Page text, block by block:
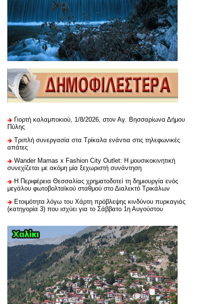
Γιορτή καλαμποκιού, 1/8/2026, στον Αγ. Βησσαρίωνα Δήμου
Πύλης
Τριπλή συνεργασία στα Τρίκαλα ενάντια στις τηλεφωνικές
απάτες
Wander Mamas x Fashion City Outlet: Η μουσικοκινητική
συνεχίζεται με ακόμη μία ξεχωριστή συνάντηση
H Περιφέρεια Θεσσαλίας χρηματοδοτεί τη δημιουργία ενός
μεγάλου φωτοβολταϊκού σταθμού στο Διαλεκτό Τρικάλων
Ετοιμότητα λόγω του Χάρτη πρόβλεψης κινδύνου πυρκαγιάς
(κατηγορία 3) που ισχύει για το Σάββατο 1η Αυγούστου